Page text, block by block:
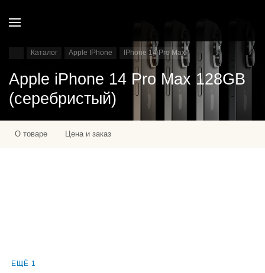
Каталог Apple IPhone IPhone 14 Pro Max
Apple iPhone 14 Pro Max 128GB
(серебристый)
О товаре Цена и заказ
ЕЩЁ 1